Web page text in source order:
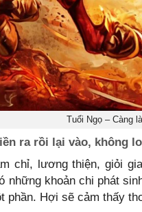
Tuổi Ngọ – Càng
ra rồi lại vào, không
chỉ, lương thiện, giỏi
những khoản chi phát
phần. Hợi sẽ cảm thấy